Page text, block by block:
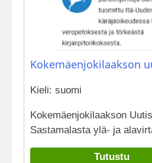
Kokemäenjokilaakson
Kieli: suomi
Kokemäenjokilaakson
Sastamalasta ylä- ja
Tutustu